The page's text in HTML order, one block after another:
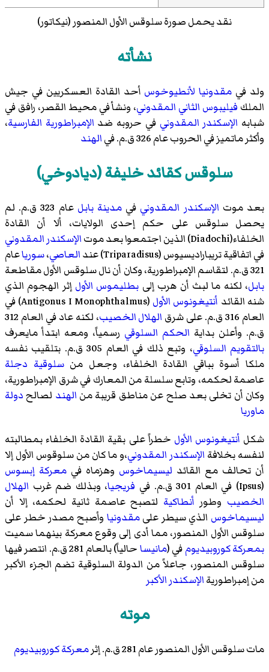
نقد يحمل صورة سلوقس الأول المنصور (نيكاتور)
نشأته
ولد في مقدونيا لأنطيوخوس أحد القادة العسكريين في جيش
الملك فيليبوس الثاني المقدوني، ونشأ في محيط القصر، رافق في
شبابه الإسكندر المقدوني في حروبه ضد الإمبراطورية الفارسية،
وأكثر ماتميز في الحروب عام 326 ق.م. في
الهند
سلوقس كقائد خليفة (ديادوخي)
بعد موت الإسكندر المقدوني في مدينة بابل
عام 323 ق.م. لم
يحصل سلوقس على حكم إحدى الولايات، ألا أن القادة
الخلفاء(Diadochi) الذين اجتمعوا بعد موت
الإسكندر المقدوني
فياتفاقية تريباراديسيوس(Triparadisus) عند العاصي،سورياعام
321 ق.م. لتقاسم الإمبراطورية، وكان أن نال سلوقس الأول مقاطعة
بابل، لكنه ما لبث أن هرب إلى بطليموس الأول إثر الهجوم الذي
شنه القائد أنتيغونوس الأول
(Antigonus I Monophthalmus) في
العام 316 ق.م. على شرق
الهلال الخصيب
، لكنه عاد في العام 312
ق.م. وأعلن بداية الحكم السلوقي رسمياً، ومعه ابتدأ مايعرف
بالتقويم السلوقي
، وتبع ذلك في العام 305 ق.م. بتلقيب نفسه
ملكا أسوة بباقي القادة الخلفاء، وجعل منسلوقية دجلة
عاصمة لحكمه، وتابع سلسلة من المعارك في شرق الإمبراطورية،
وكان أن تخلى بعد صلح عن مناطق قريبة من الهند لصالحدولة
ماوريا
شكل أنتيغونوس الأول خطراً على بقية القادة الخلفاء بمطالبته
لنفسه بخلافة الإسكندر المقدوني،و ما كان من سلوقوس الأول إلا
أن تحالف مع القائد ليسيماخوس وهزماه في معركة إبسوس
(Ipsus) في العام 301 ق.م. في
فريجيا، وبذلك ضم غرب الهلال
الخصيب وطور أنطاكية لتصبح عاصمة ثانية لحكمه، إلا أن
ليسيماخوس الذي سيطر علىمقدونيا وأصبح مصدر خطر على
سلوقس الأول المنصور، مما أدى إلى وقوع معركة بينهما سميت
بمعركة كوروبيديومفي (مانيسا
حالياً) بالعام 281 ق.م. انتصر فيها
سلوقس المنصور، جاعلاً من الدولة السلوقية تضم الجزء الأكبر
من إمبراطوريةالإسكندر الأكبر
موته
مات سلوقس الأول المنصور عام 281 ق.م. إثر معركة كوروبيديوم